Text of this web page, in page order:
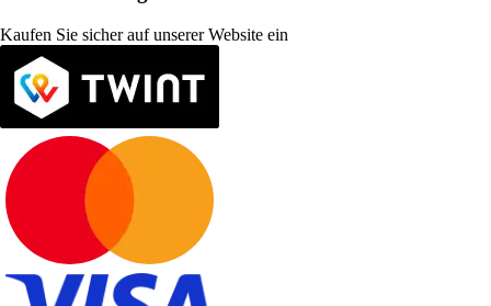
Kaufen Sie sicher auf unserer Website ein